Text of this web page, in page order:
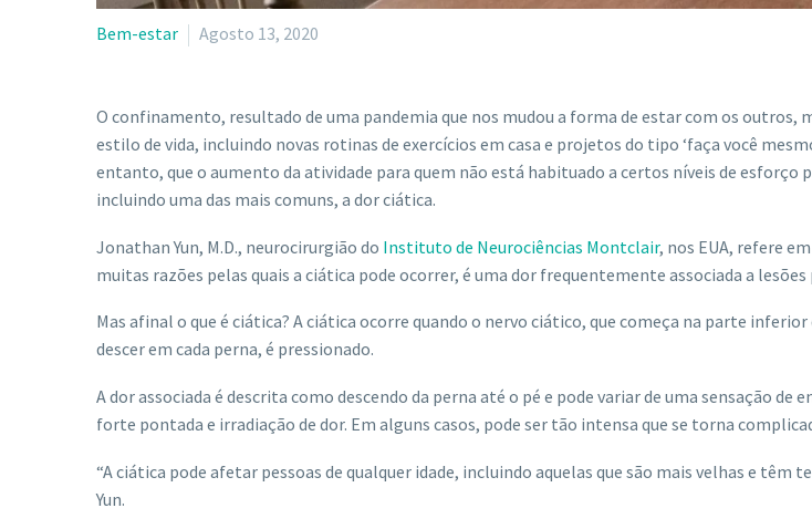
Bem-estar Agosto 13, 2020
O confinamento, resultado de uma pandemia que nos mudou a forma de estar com os outros,
estilo de vida, incluindo novas rotinas de exercícios em casa e projetos do tipo ‘faça você
entanto, que o aumento da atividade para quem não está habituado a certos níveis de esforço
incluindo uma das mais comuns, a dor ciática.
Jonathan Yun, M.D., neurocirurgião do Instituto de Neurociências Montclair, nos EUA, refere
muitas razões pelas quais a ciática pode ocorrer, é uma dor frequentemente associada a lesões
Mas afinal o que é ciática? A ciática ocorre quando o nervo ciático, que começa na parte inferior
descer em cada perna, é pressionado.
A dor associada é descrita como descendo da perna até o pé e pode variar de uma sensação de
forte pontada e irradiação de dor. Em alguns casos, pode ser tão intensa que se torna
“A ciática pode afetar pessoas de qualquer idade, incluindo aquelas que são mais velhas e têm
Yun.